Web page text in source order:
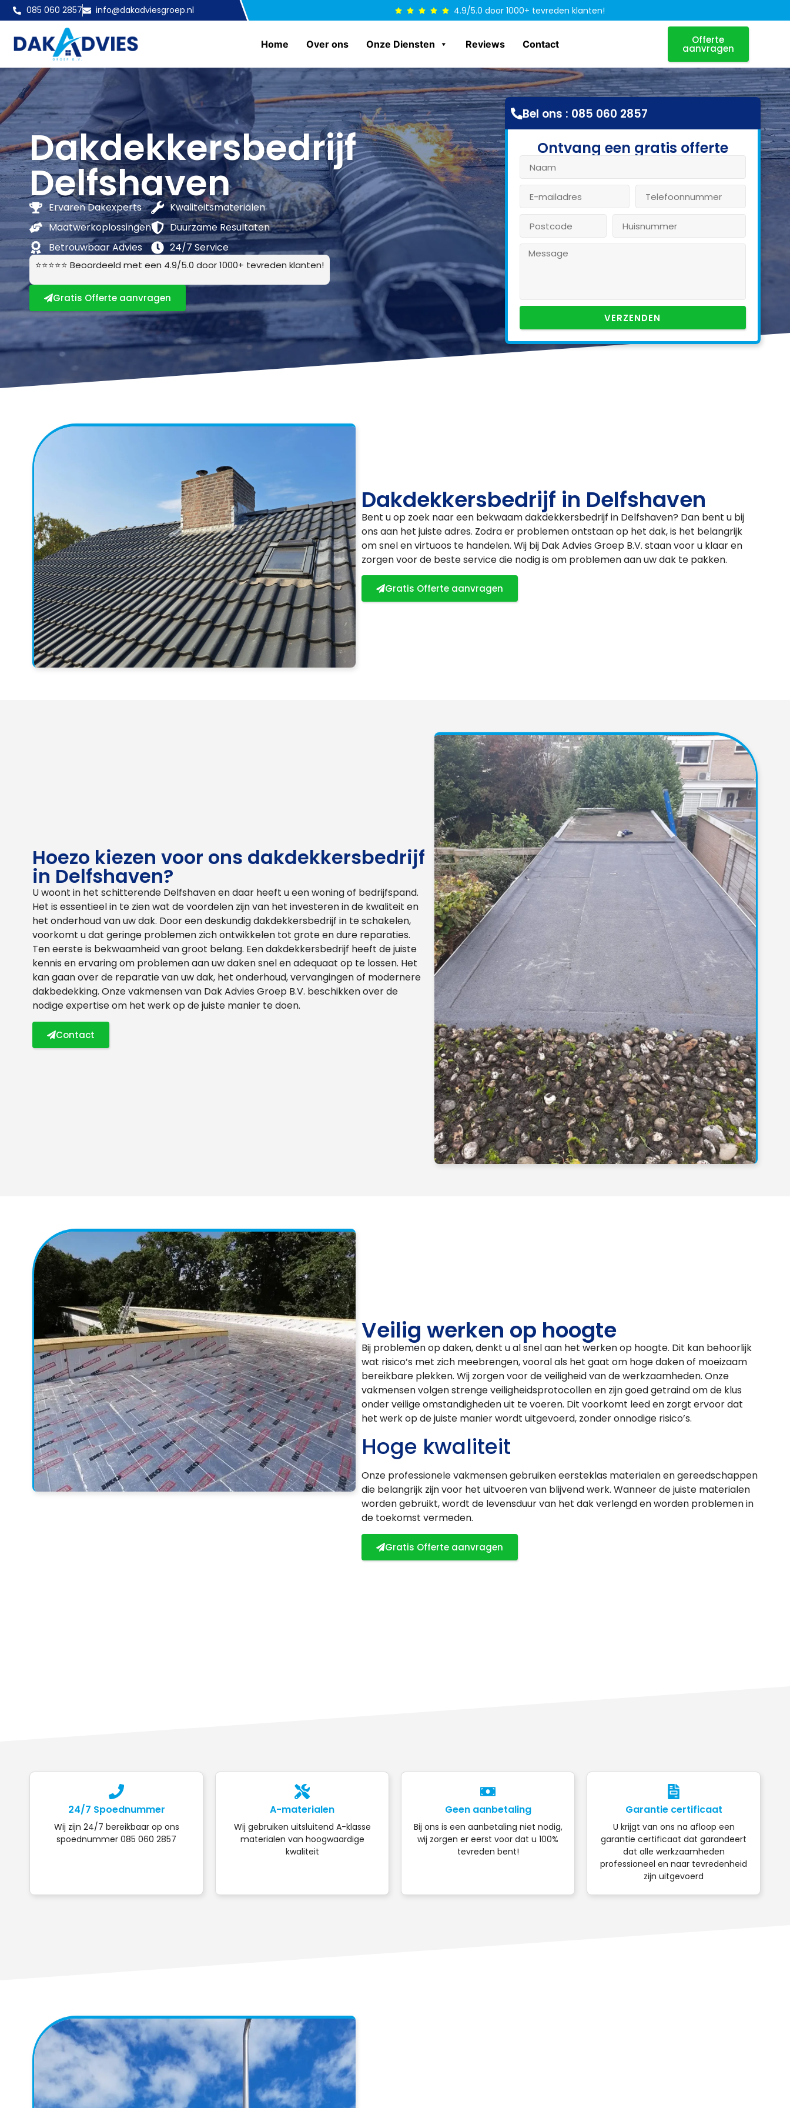
085 060 2857 info@dakadviesgroep.nl 4.9/5.0 door 1000+ tevreden klanten!
Home Over ons Onze Diensten Reviews Contact Offerte
aanvragen
Dakdekkersbedrijf
Delfshaven
Ervaren Dakexperts
Maatwerkoplossingen
Betrouwbaar Advies
Kwaliteitsmaterialen
Duurzame Resultaten
24/7 Service
⭐⭐⭐⭐⭐ Beoordeeld met een 4.9/5.0 door 1000+ tevreden klanten!
Gratis Offerte aanvragen
Bel ons : 085 060 2857
Ontvang een gratis offerte
VERZENDEN
Dakdekkersbedrijf in Delfshaven
Bent u op zoek naar een bekwaam dakdekkersbedrijf in Delfshaven? Dan bent u bij
ons aan het juiste adres. Zodra er problemen ontstaan op het dak, is het belangrijk
om snel en virtuoos te handelen. Wij bij Dak Advies Groep B.V. staan voor u klaar en
zorgen voor de beste service die nodig is om problemen aan uw dak te pakken.
Gratis Offerte aanvragen
Hoezo kiezen voor ons dakdekkersbedrijf
in Delfshaven?
U woont in het schitterende Delfshaven en daar heeft u een woning of bedrijfspand.
Het is essentieel in te zien wat de voordelen zijn van het investeren in de kwaliteit en
het onderhoud van uw dak. Door een deskundig dakdekkersbedrijf in te schakelen,
voorkomt u dat geringe problemen zich ontwikkelen tot grote en dure reparaties.
Ten eerste is bekwaamheid van groot belang. Een dakdekkersbedrijf heeft de juiste
kennis en ervaring om problemen aan uw daken snel en adequaat op te lossen. Het
kan gaan over de reparatie van uw dak, het onderhoud, vervangingen of modernere
dakbedekking. Onze vakmensen van Dak Advies Groep B.V. beschikken over de
nodige expertise om het werk op de juiste manier te doen.
Contact
Veilig werken op hoogte
Bij problemen op daken, denkt u al snel aan het werken op hoogte. Dit kan behoorlijk
wat risico’s met zich meebrengen, vooral als het gaat om hoge daken of moeizaam
bereikbare plekken. Wij zorgen voor de veiligheid van de werkzaamheden. Onze
vakmensen volgen strenge veiligheidsprotocollen en zijn goed getraind om de klus
onder veilige omstandigheden uit te voeren. Dit voorkomt leed en zorgt ervoor dat
het werk op de juiste manier wordt uitgevoerd, zonder onnodige risico’s.
Hoge kwaliteit
Onze professionele vakmensen gebruiken eersteklas materialen en gereedschappen
die belangrijk zijn voor het uitvoeren van blijvend werk. Wanneer de juiste materialen
worden gebruikt, wordt de levensduur van het dak verlengd en worden problemen in
de toekomst vermeden.
Gratis Offerte aanvragen
24/7 Spoednummer
Wij zijn 24/7 bereikbaar op ons
spoednummer 085 060 2857
A-materialen
Wij gebruiken uitsluitend A-klasse
materialen van hoogwaardige
kwaliteit
Geen aanbetaling
Bij ons is een aanbetaling niet nodig,
wij zorgen er eerst voor dat u 100%
tevreden bent!
Garantie certificaat
U krijgt van ons na afloop een
garantie certificaat dat garandeert
dat alle werkzaamheden
professioneel en naar tevredenheid
zijn uitgevoerd